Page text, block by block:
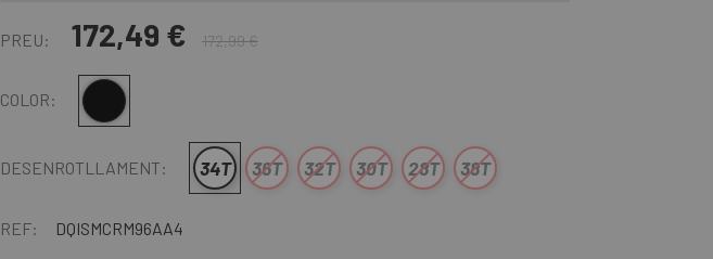
PREU: 172,49 € 172,99 €
COLOR: Multi
DESENROTLLAMENT: 34T 36T 32T 30T 28T 38T
REF: DQISMCRM96AA4